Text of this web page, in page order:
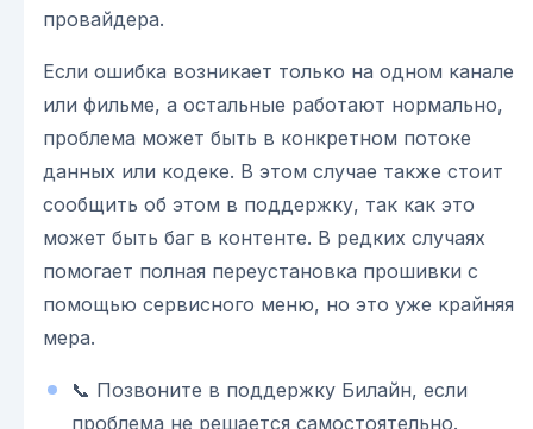
провайдера.
Если ошибка возникает только на одном канале
или фильме, а остальные работают нормально,
проблема может быть в конкретном потоке
данных или кодеке. В этом случае также стоит
сообщить об этом в поддержку, так как это
может быть баг в контенте. В редких случаях
помогает полная переустановка прошивки с
помощью сервисного меню, но это уже крайняя
мера.
📞 Позвоните в поддержку Билайн, если
проблема не решается самостоятельно.